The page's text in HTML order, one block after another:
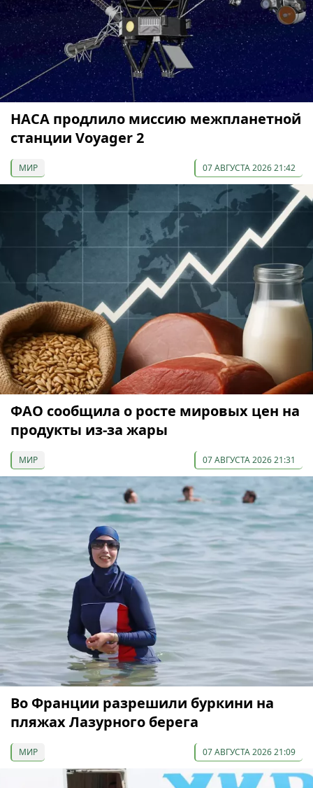
НАСА продлило миссию межпланетной
станции Voyager 2
МИР 07 АВГУСТА 2026 21:42
ФАО сообщила о росте мировых цен на
продукты из-за жары
МИР 07 АВГУСТА 2026 21:31
Во Франции разрешили буркини на
пляжах Лазурного берега
МИР 07 АВГУСТА 2026 21:09